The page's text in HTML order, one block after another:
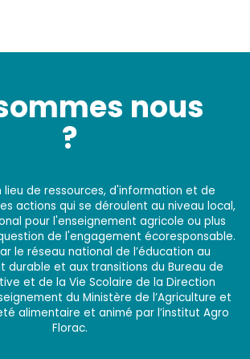
nous
?
lieu de ressources, d'information et de
actions qui se déroulent au niveau local,
pour l'enseignement agricole ou plus
de l'engagement écoresponsable.
le réseau national de l’éducation au
durable et aux transitions du Bureau de
et de la Vie Scolaire de la Direction
du Ministère de l’Agriculture et
alimentaire et animé par l’institut Agro
Florac.